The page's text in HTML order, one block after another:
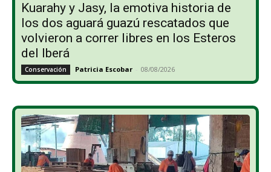
Kuarahy y Jasy, la emotiva historia de
los dos aguará guazú rescatados que
volvieron a correr libres en los Esteros
del Iberá
Conservación Patricia Escobar - 08/08/2026